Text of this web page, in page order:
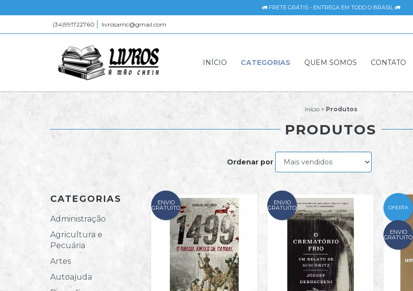
🚛 FRETE GRÁTIS - ENTREGA EM TODO O BRASIL 🚛
(34)991722760 livrosamc@gmail.com
INÍCIO CATEGORIAS QUEM SOMOS CONTATO
Início > Produtos
PRODUTOS
Ordenar por
CATEGORIAS
Administração
Agricultura e
Pecuária
Artes
Autoajuda
ENVIO
GRATUITO
ENVIO
GRATUITO OFERTA
ENVIO
GRATUITO